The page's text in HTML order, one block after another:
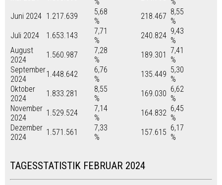
Juni 2024 1.217.639
5,68
%
218.467 8,55
%
Juli 2024
1.653.143
7,71
%
240.824 9,43
%
August
2024
1.560.987
7,28
%
189.301 7,41
%
September
2024
1.448.642
6,76
%
135.449 5,30
%
Oktober
2024
1.833.281
8,55
%
169.030 6,62
%
November
2024
1.529.524
7,14
%
164.832 6,45
%
Dezember
2024
1.571.561
7,33
%
157.615 6,17
%
TAGESSTATISTIK FEBRUAR 2024